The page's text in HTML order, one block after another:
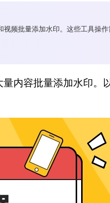
频批量添加水印。这些工具操作
内容批量添加水印。